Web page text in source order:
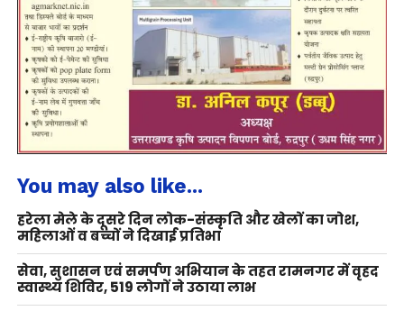
You may also like...
हरेला मेले के दूसरे दिन लोक-संस्कृति और खेलों का जोश,
महिलाओं व बच्चों ने दिखाई प्रतिभा
सेवा, सुशासन एवं समर्पण अभियान के तहत रामनगर में वृहद
स्वास्थ्य शिविर, 519 लोगों ने उठाया लाभ